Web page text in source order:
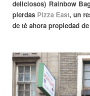
deliciosos) Rainbow
pierdas Pizza East, un
de té ahora propiedad